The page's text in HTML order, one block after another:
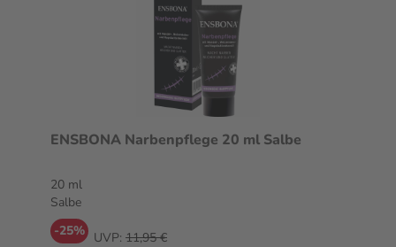
ENSBONA Narbenpflege 20 ml Salbe
20 ml
Salbe
-25% UVP: 11,95 €